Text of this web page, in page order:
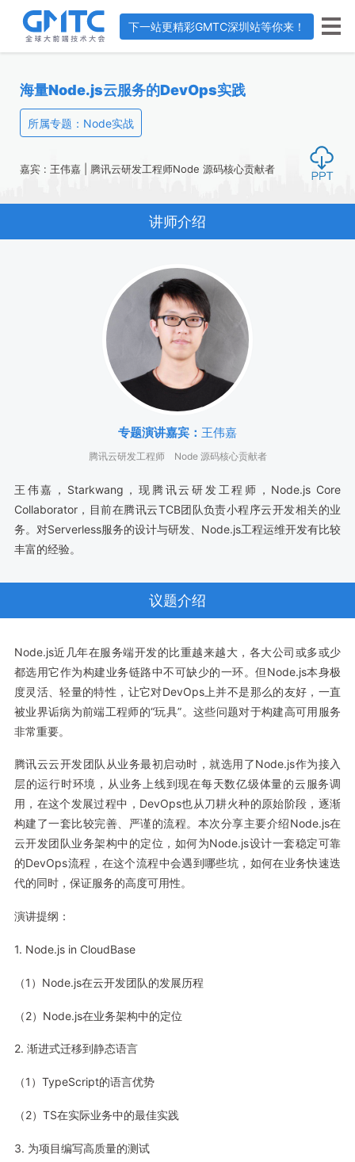
下一站更精彩GMTC深圳站等你来！
海量Node.js云服务的DevOps实践
所属专题：Node实战
嘉宾 : 王伟嘉 | 腾讯云研发工程师Node 源码核心贡献者
讲师介绍
专题演讲嘉宾： 王伟嘉
腾讯云研发工程师 Node 源码核心贡献者
王伟嘉，Starkwang，现腾讯云研发工程师，Node.js Core
Collaborator，目前在腾讯云TCB团队负责小程序云开发相关的业
务。对Serverless服务的设计与研发、Node.js工程运维开发有比较
丰富的经验。
议题介绍
Node.js近几年在服务端开发的比重越来越大，各大公司或多或少
都选用它作为构建业务链路中不可缺少的一环。但Node.js本身极
度灵活、轻量的特性，让它对DevOps上并不是那么的友好，一直
被业界诟病为前端工程师的“玩具”。这些问题对于构建高可用服务
非常重要。
腾讯云云开发团队从业务最初启动时，就选用了Node.js作为接入
层的运行时环境，从业务上线到现在每天数亿级体量的云服务调
用，在这个发展过程中，DevOps也从刀耕火种的原始阶段，逐渐
构建了一套比较完善、严谨的流程。本次分享主要介绍Node.js在
云开发团队业务架构中的定位，如何为Node.js设计一套稳定可靠
的DevOps流程，在这个流程中会遇到哪些坑，如何在业务快速迭
代的同时，保证服务的高度可用性。
演讲提纲：
1. Node.js in CloudBase
（1）Node.js在云开发团队的发展历程
（2）Node.js在业务架构中的定位
2. 渐进式迁移到静态语言
（1）TypeScript的语言优势
（2）TS在实际业务中的最佳实践
3. 为项目编写高质量的测试